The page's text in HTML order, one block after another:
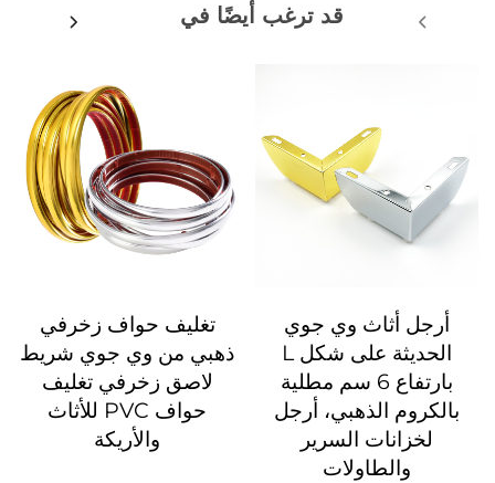
قد ترغب أيضًا في
أرجل أثاث وي جوي
الحديثة على شكل L
بارتفاع 6 سم مطلية
بالكروم الذهبي، أرجل
لخزانات السرير
والطاولات
تغليف حواف زخرفي
ذهبي من وي جوي شريط
لاصق زخرفي تغليف
حواف PVC للأثاث
والأريكة